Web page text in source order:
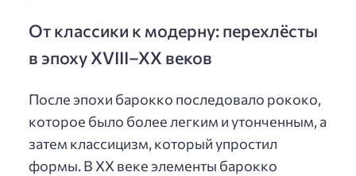
От классики к модерну: перехлёсты
в эпоху XVIII–XX веков
После эпохи барокко последовало рококо,
которое было более легким и утонченным, а
затем классицизм, который упростил
формы. В XX веке элементы барокко